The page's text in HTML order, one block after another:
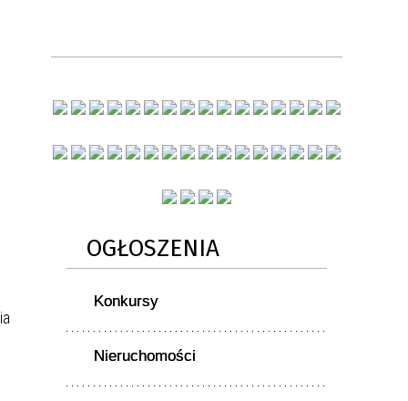
OGŁOSZENIA
Konkursy
Nieruchomości